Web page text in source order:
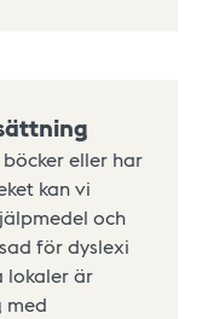
eller har
kan vi
och
för dyslexi
lokaler är
med